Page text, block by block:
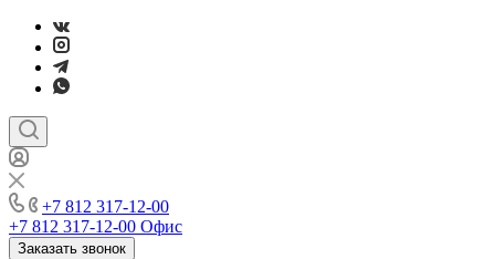
+7 812 317-12-00
+7 812 317-12-00 Офис
Заказать звонок